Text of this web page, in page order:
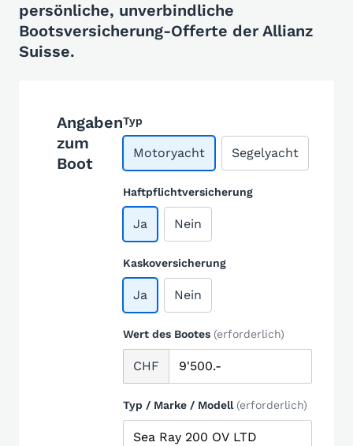
persönliche, unverbindliche
Bootsversicherung-Offerte der Allianz
Suisse.
Angaben
zum
Boot
Typ
Motoryacht Segelyacht
Haftpflichtversicherung
Ja Nein
Kaskoversicherung
Ja Nein
Wert des Bootes (erforderlich)
CHF
Typ / Marke / Modell (erforderlich)